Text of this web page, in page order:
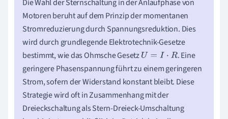
Die Wahl der Sternschaltung in der Anlaufphase von
Motoren beruht auf dem Prinzip der momentanen
Stromreduzierung durch Spannungsreduktion. Dies
wird durch grundlegende Elektrotechnik-Gesetze
bestimmt, wie das Ohmsche GesetzU= I⋅R
. Eine
geringere Phasenspannung führt zu einem geringeren
Strom, sofern der Widerstand konstant bleibt. Diese
Strategie wird oft in Zusammenhang mit der
Dreieckschaltung als Stern-Dreieck-Umschaltung